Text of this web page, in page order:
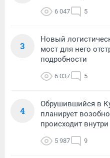
6 047 5
3
Новый
мост для него
подробности
6 037 5
4
Обрушившийся в
планирует
происходит внутри
5 987 9